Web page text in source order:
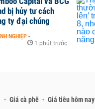
bị hủy tư cách
ty đại chúng
NGHIỆP -
1 phút trước
Giá cà phê Giá tiêu hôm nay